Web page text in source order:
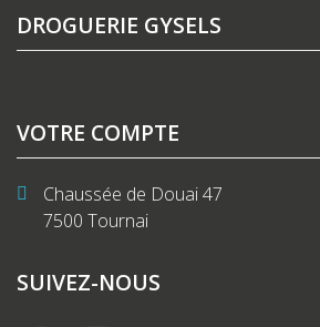
DROGUERIE GYSELS
VOTRE COMPTE
Chaussée de Douai 47
7500 Tournai
SUIVEZ-NOUS